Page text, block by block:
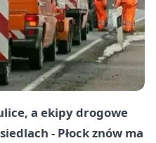
a ekipy drogowe
- Płock znów ma